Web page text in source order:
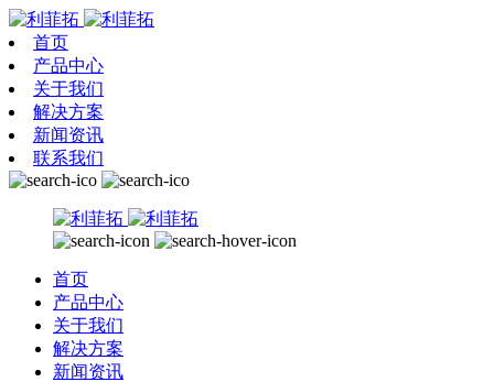
首页
产品中心
关于我们
解决方案
新闻资讯
联系我们
首页
产品中心
关于我们
解决方案
新闻资讯